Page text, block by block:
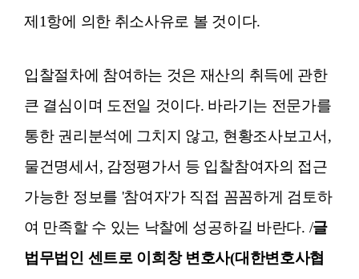
제1항에 의한 취소사유로 볼 것이다.
입찰절차에 참여하는 것은 재산의 취득에 관한
큰 결심이며 도전일 것이다. 바라기는 전문가를
통한 권리분석에 그치지 않고, 현황조사보고서,
물건명세서, 감정평가서 등 입찰참여자의 접근
가능한 정보를 '참여자'가 직접 꼼꼼하게 검토하
여 만족할 수 있는 낙찰에 성공하길 바란다. /글
법무법인 센트로 이희창 변호사(대한변호사협